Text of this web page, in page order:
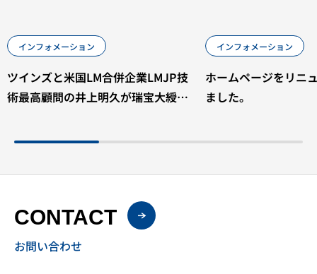
インフォメーション
ツインズと米国LM合併企業LMJP技
術最高顧問の井上明久が瑞宝大綬章
インフォメーション
ホームページをリニ
ました。
CONTACT
お問い合わせ